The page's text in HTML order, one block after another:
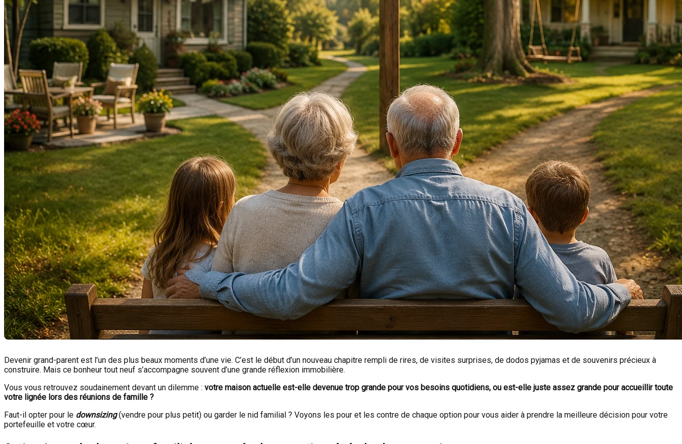
Devenir grand-parent est l’un des plus beaux moments d’une vie. C’est le début d’un nouveau chapitre rempli de rires, de visites surprises, de dodos pyjamas et de souvenirs précieux à
construire. Mais ce bonheur tout neuf s’accompagne souvent d’une grande réflexion immobilière.
Vous vous retrouvez soudainement devant un dilemme : votre maison actuelle est-elle devenue trop grande pour vos besoins quotidiens, ou est-elle juste assez grande pour accueillir toute
votre lignée lors des réunions de famille ?
Faut-il opter pour le downsizing(vendre pour plus petit) ou garder le nid familial ? Voyons les pour et les contre de chaque option pour vous aider à prendre la meilleure décision pour votre
portefeuille et votre cœur.